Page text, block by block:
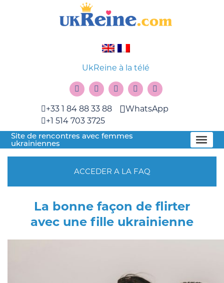
UkReine à la télé
+33 1 84 88 33 88
+1 514 703 3725
WhatsApp
Site de rencontres avec femmes
ukrainiennes
ACCEDER A LA FAQ
La bonne façon de flirter
avec une fille ukrainienne